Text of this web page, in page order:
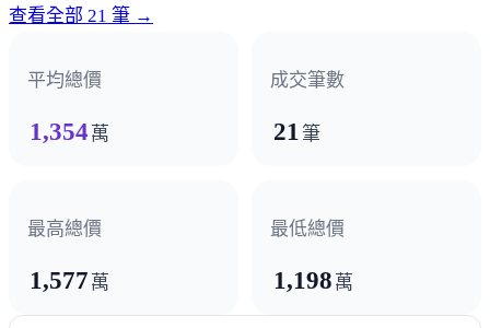
查看全部 21 筆 →
平均總價
1,354 萬
成交筆數
21 筆
最高總價
1,577 萬
最低總價
1,198 萬